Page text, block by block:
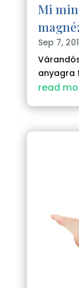
Mi
Sep 7,
anyagra
read